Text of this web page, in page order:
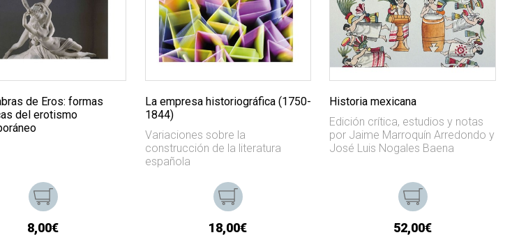
de Eros: formas
del erotismo
8,00€
La empresa historiográfica (1750-
1844)
Variaciones sobre la
construcción de la literatura
española
18,00€
Historia mexicana
Edición crítica, estudios y notas
por Jaime Marroquín Arredondo y
José Luis Nogales Baena
52,00€